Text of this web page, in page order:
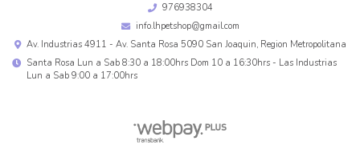
976938304
info.lhpetshop@gmail.com
Av. Industrias 4911 - Av. Santa Rosa 5090 San Joaquin, Region Metropolitana
Santa Rosa Lun a Sab 8:30 a 18:00hrs Dom 10 a 16:30hrs - Las Industrias
Lun a Sab 9:00 a 17:00hrs